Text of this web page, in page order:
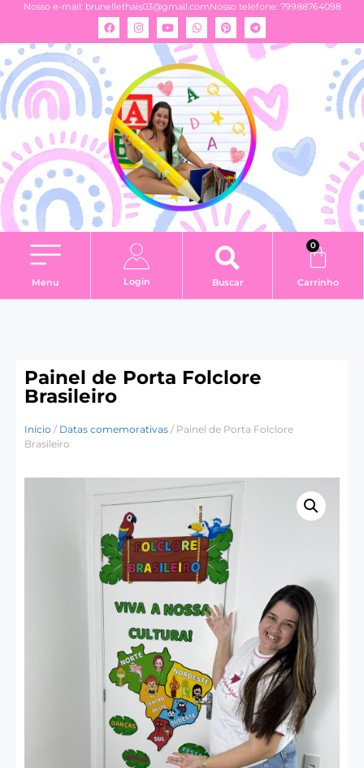
Nosso e-mail: brunellethais03@gmail.comNosso telefone: 79988764098
Menu Login Buscar
0
Carrinho
Painel de Porta Folclore
Brasileiro
Início / Datas comemorativas / Painel de Porta Folclore
Brasileiro